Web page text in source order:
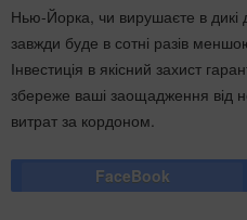
Нью-Йорка, чи вирушаєте в дикі
завжди буде в сотні разів
Інвестиція в якісний захист
збереже ваші заощадження від
витрат за кордоном.
FaceBook